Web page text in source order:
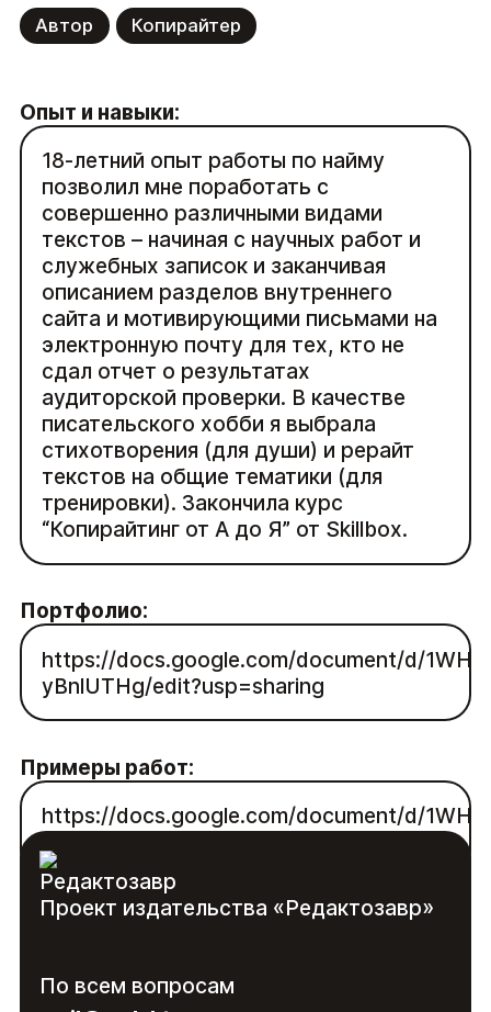
Автор Копирайтер
Опыт и навыки:
18-летний опыт работы по найму
позволил мне поработать с
совершенно различными видами
текстов – начиная с научных работ и
служебных записок и заканчивая
описанием разделов внутреннего
сайта и мотивирующими письмами на
электронную почту для тех, кто не
сдал отчет о результатах
аудиторской проверки. В качестве
писательского хобби я выбрала
стихотворения (для души) и рерайт
текстов на общие тематики (для
тренировки). Закончила курс
“Копирайтинг от А до Я” от Skillbox.
Портфолио:
https://docs.google.com/document/d/
yBnlUTHg/edit?usp=sharing
Примеры работ:
https://docs.google.com/document/d/
Контакты:
Войдите
специалиста
Проект издательства «Редактозавр»
По всем вопросам